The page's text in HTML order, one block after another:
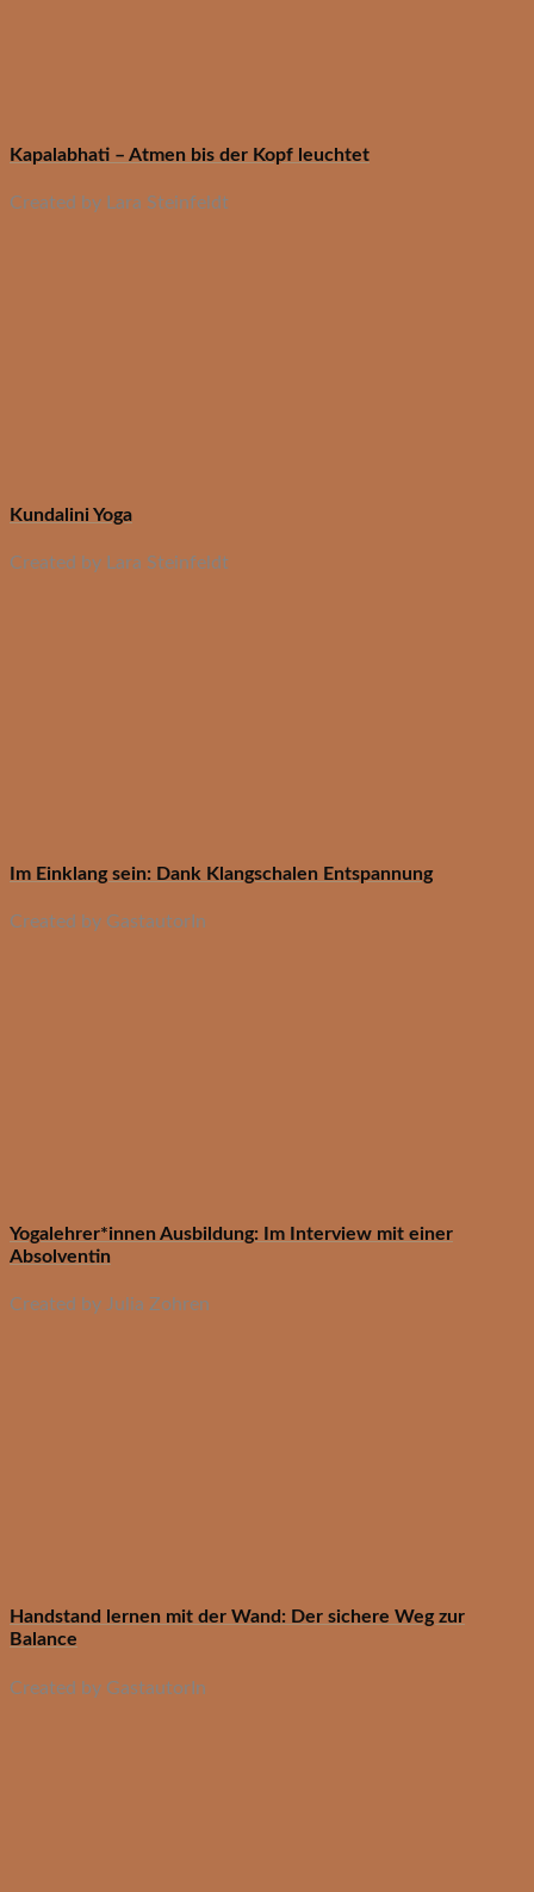
Kapalabhati – Atmen bis der Kopf leuchtet
Created by Lara Steinfeldt
Kundalini Yoga
Created by Lara Steinfeldt
Im Einklang sein: Dank Klangschalen Entspannung
Created by GastautorIn
Yogalehrer*innen Ausbildung: Im Interview mit einer
Absolventin
Created by Julia Zohren
Handstand lernen mit der Wand: Der sichere Weg zur
Balance
Created by GastautorIn